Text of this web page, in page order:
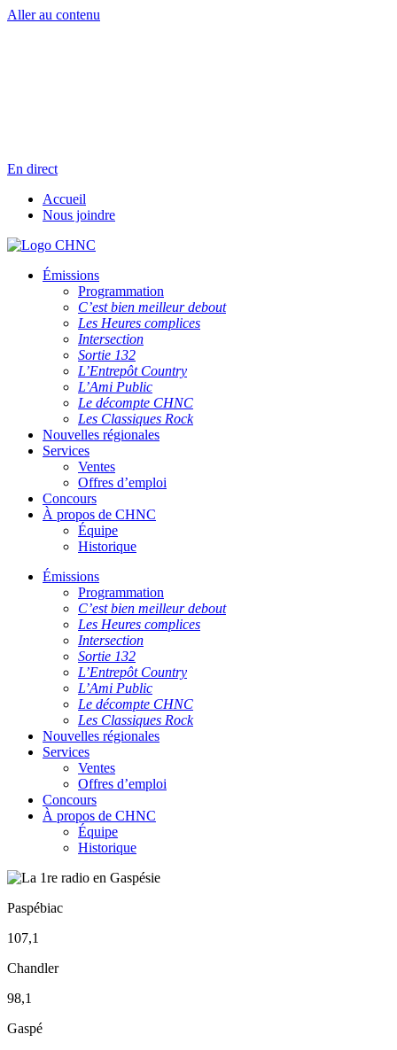
Aller au contenu
En direct
Accueil
Nous joindre
Émissions
Programmation
C’est bien meilleur debout
Les Heures complices
Intersection
Sortie 132
L’Entrepôt Country
L’Ami Public
Le décompte CHNC
Les Classiques Rock
Nouvelles régionales
Services
Ventes
Offres d’emploi
Concours
À propos de CHNC
Équipe
Historique
Émissions
Programmation
C’est bien meilleur debout
Les Heures complices
Intersection
Sortie 132
L’Entrepôt Country
L’Ami Public
Le décompte CHNC
Les Classiques Rock
Nouvelles régionales
Services
Ventes
Offres d’emploi
Concours
À propos de CHNC
Équipe
Historique
Paspébiac
107,1
Chandler
98,1
Gaspé